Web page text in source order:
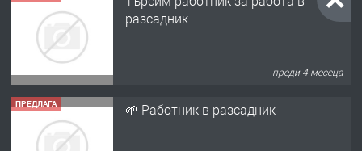
разсадник
преди 4 месеца
ПРЕДЛАГА 🌱 Работник в разсадник